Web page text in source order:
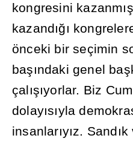
kongresini kazanmış
kazandığı
önceki bir seçimin
başındaki genel baş
çalışıyorlar. Biz
dolayısıyla
insanlarıyız. Sandık